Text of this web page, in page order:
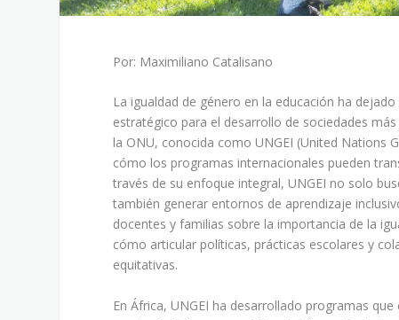
Por: Maximiliano Catalisano
La igualdad de género en la educación ha
estratégico para el desarrollo de sociedades
la ONU, conocida como UNGEI (United Nations
cómo los programas internacionales pueden
través de su enfoque integral, UNGEI no solo
también generar entornos de aprendizaje
docentes y familias sobre la importancia de la
cómo articular políticas, prácticas escolares y
equitativas.
En África, UNGEI ha desarrollado programas